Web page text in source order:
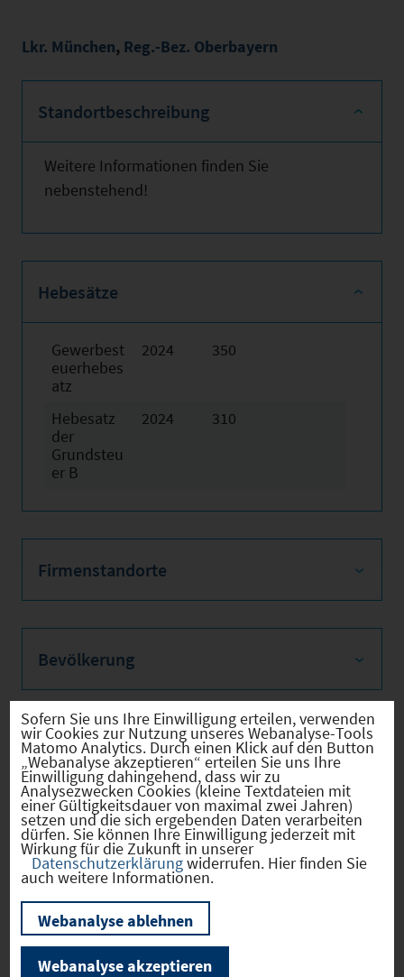
Lkr. München, Reg.-Bez. Oberbayern
Standortbeschreibung
Weitere Informationen finden Sie
nebenstehend!
Hebesätze
Gewerbest
euerhebes
atz
2024 350
Hebesatz
der
Grundsteu
er B
2024 310
Firmenstandorte
Bevölkerung
Sozialvers. Beschäftigte
Verkehrsinfrastruktur
Kommunale Infrastruktur
Sofern Sie uns Ihre Einwilligung erteilen, verwenden
wir Cookies zur Nutzung unseres Webanalyse-Tools
Matomo Analytics. Durch einen Klick auf den Button
„Webanalyse akzeptieren“ erteilen Sie uns Ihre
Einwilligung dahingehend, dass wir zu
Analysezwecken Cookies (kleine Textdateien mit
einer Gültigkeitsdauer von maximal zwei Jahren)
setzen und die sich ergebenden Daten verarbeiten
dürfen. Sie können Ihre Einwilligung jederzeit mit
Wirkung für die Zukunft in unserer
Datenschutzerklärungwiderrufen. Hier finden Sie
auch weitere Informationen.
Webanalyse ablehnen
Webanalyse akzeptieren